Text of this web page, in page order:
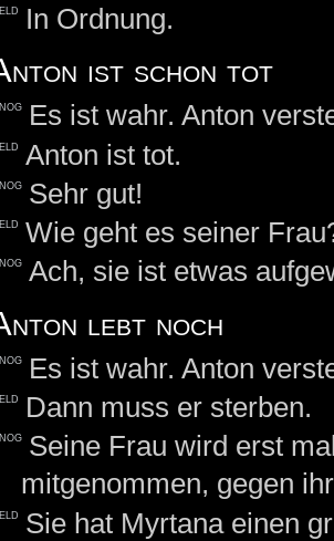
In Ordnung.
ist schon tot
Es ist wahr. Anton
Anton ist tot.
Sehr gut!
Wie geht es seiner
Ach, sie ist etwas
lebt noch
Es ist wahr. Anton
Dann muss er sterben.
Seine Frau wird erst
mitgenommen, gegen
Sie hat Myrtana einen